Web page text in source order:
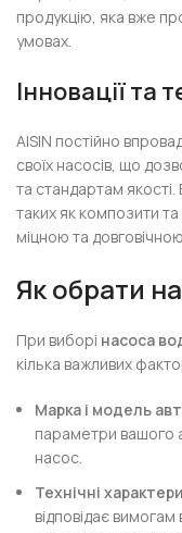
продукцію, яка вже
умовах.
Інновації та
AISIN постійно
своїх насосів, що
та стандартам
таких як композити
міцною та
Як обрати
При виборі насоса
кілька важливих
Марка і модель
параметри вашого
насос.
Технічні
відповідає